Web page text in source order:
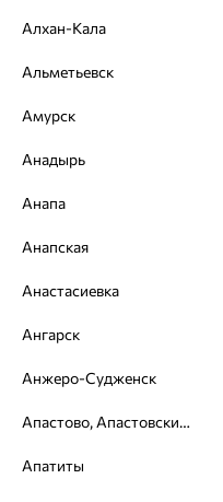
20 443₽ 56 785
Алхан-Кала
Альметьевск
Амурск
Анадырь
Анапа
Анапская
Анастасиевка
Ангарск
Анжеро-Судженск
Апастово, Апастовский район
Апатиты